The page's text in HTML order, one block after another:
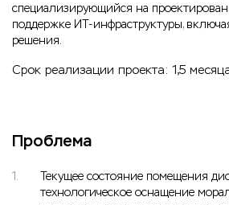
специализирующийся на
поддержке ИТ‑инфраструктуры,
решения.
Срок реализации проекта: 1,5
Проблема
Текущее состояние помещения
технологическое оснащение